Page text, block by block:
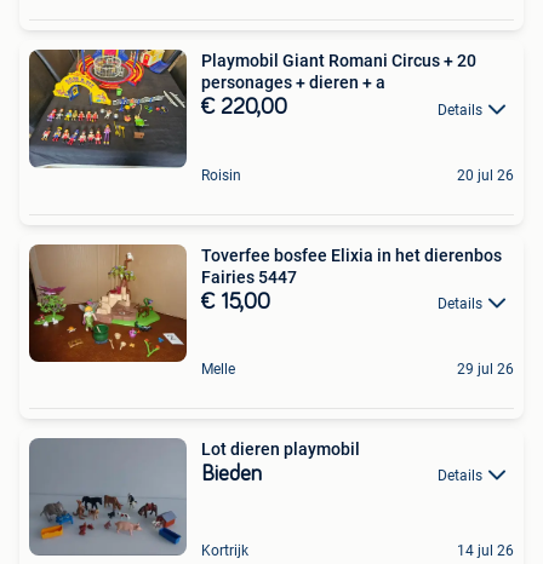
Playmobil Giant Romani Circus + 20
personages + dieren + a
€ 220,00 Details
Roisin 20 jul 26
Toverfee bosfee Elixia in het dierenbos
Fairies 5447
€ 15,00 Details
Melle 29 jul 26
Lot dieren playmobil
Bieden Details
Kortrijk 14 jul 26